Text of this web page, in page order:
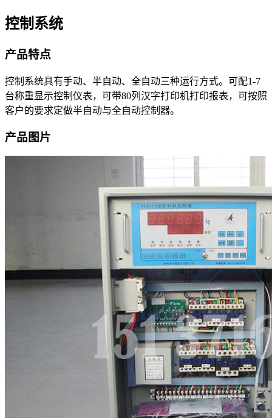
控制系统
产品特点
控制系统具有手动、半自动、全自动三种运行方式。可配1-7
台称重显示控制仪表，可带80列汉字打印机打印报表，可按照
客户的要求定做半自动与全自动控制器。
产品图片